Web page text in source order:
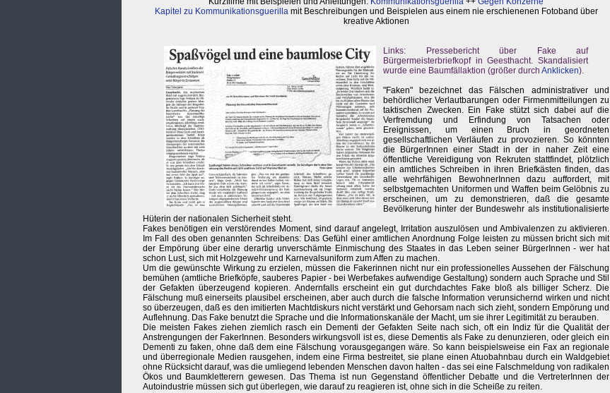
Kapitel zu Kommunikationsguerillamit Beschreibungen und Beispielen aus einem nie erschienenen Fotoband über
kreative Aktionen
Links: Pressebericht über Fake auf
Bürgermeisterbriefkopf in Geesthacht. Skandalisiert
wurde eine Baumfällaktion (größer durch Anklicken).
"Faken" bezeichnet das Fälschen administrativer und
behördlicher Verlautbarungen oder Firmenmitteilungen zu
taktischen Zwecken. Ein Fake stützt sich dabei auf die
Verfremdung und Erfindung von Tatsachen oder
Ereignissen, um einen Bruch in geordneten
gesellschaftlichen Verläufen zu provozieren. So könnten
die BürgerInnen einer Stadt in der in naher Zeit eine
öffentliche Vereidigung von Rekruten stattfindet, plötzlich
ein amtliches Schreiben in ihren Briefkästen finden, das
alle wehrfähigen BewohnerInnen dazu auffordert, mit
selbstgemachten Uniformen und Waffen beim Gelöbnis zu
erscheinen, um zu demonstrieren, daß die gesamte
Bevölkerung hinter der Bundeswehr als institutionalisierte
Hüterin der nationalen Sicherheit steht.
Fakes benötigen ein verstörendes Moment, sind darauf angelegt, Irritation auszulösen und Ambivalenzen zu aktivieren.
Im Fall des oben genannten Schreibens: Das Gefühl einer amtlichen Anordnung Folge leisten zu müssen bricht sich mit
der Empörung über eine derartig unverschämte Einmischung des Staates in das Leben seiner BürgerInnen - wer hat
schon Lust, sich mit Holzgewehr und Karnevalsuniform zum Affen zu machen.
Um die gewünschte Wirkung zu erzielen, müssen die Fakerinnen nicht nur ein professionelles Aussehen der Fälschung
bemühen (amtliche Briefköpfe, sauberes Papier - bei Werbefakes aufwendige Gestaltung) sondern auch Sprache und Stil
der Gefakten überzeugend kopieren. Andernfalls erscheint ein gut durchdachtes Fake bloß als billiger Scherz. Die
Fälschung muß einerseits plausibel erscheinen, aber auch durch die falsche Information verunsichernd wirken und nicht
so überzeugen, daß es den imitierten Machtdiskurs nicht verstärkt und Gehorsam nach sich zieht, sondern Empörung und
Auflehnung. Das Fake benutzt die Sprache und die Informationskanäle der Macht, um sie ihrer Legitimität zu berauben.
Die meisten Fakes ziehen ziemlich rasch ein Dementi der Gefakten Seite nach sich, oft ein Indiz für die Qualität der
Anstrengungen der FakerInnen. Besonders wirkungsvoll ist es, diese Dementis als Fake zu denunzieren, oder gleich ein
Dementi zu faken, ohne daß dem eine Fälschung vorausgegangen wäre. So kann beispielsweise ein Fax an regionale
und überregionale Medien rausgehen, indem eine Firma bestreitet, sie plane einen Atuobahnbau durch ein Waldgebiet
ohne Rücksicht darauf, was die umliegend lebenden Menschen davon halten - das sei eine Falschmeldung von radikalen
Ökos und Baumkletterern gewesen. Das Thema ist nun Gegenstand öffentlicher Debatte und die VertreterInnen der
Autoindustrie müssen sich gut überlegen, wie darauf zu reagieren ist, ohne sich in die Scheiße zu reiten.